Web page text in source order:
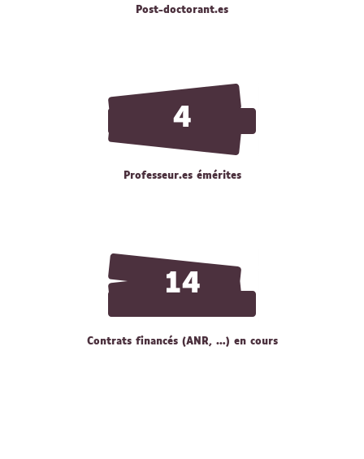
Post-doctorant.es
4
Professeur.es émérites
14
Contrats financés (ANR, …) en cours